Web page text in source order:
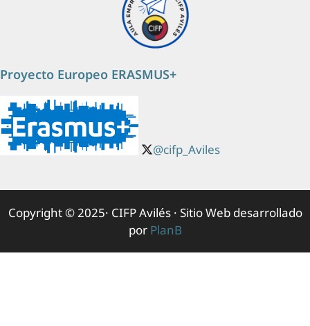
Proyecto Europeo ERASMUS+
@cifp_Aviles
Copyright © 2025· CIFP Avilés · Sitio Web desarrollado
por PlanB